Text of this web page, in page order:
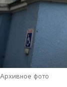
Архивное фото